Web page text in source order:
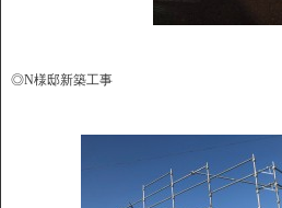
◎N様邸新築工事